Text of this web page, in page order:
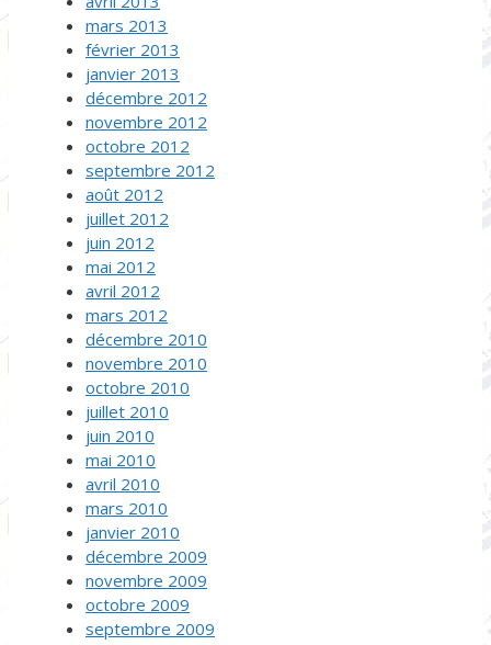
mars 2013
février 2013
janvier 2013
décembre 2012
novembre 2012
octobre 2012
septembre 2012
août 2012
juillet 2012
juin 2012
mai 2012
avril 2012
mars 2012
décembre 2010
novembre 2010
octobre 2010
juillet 2010
juin 2010
mai 2010
avril 2010
mars 2010
janvier 2010
décembre 2009
novembre 2009
octobre 2009
septembre 2009